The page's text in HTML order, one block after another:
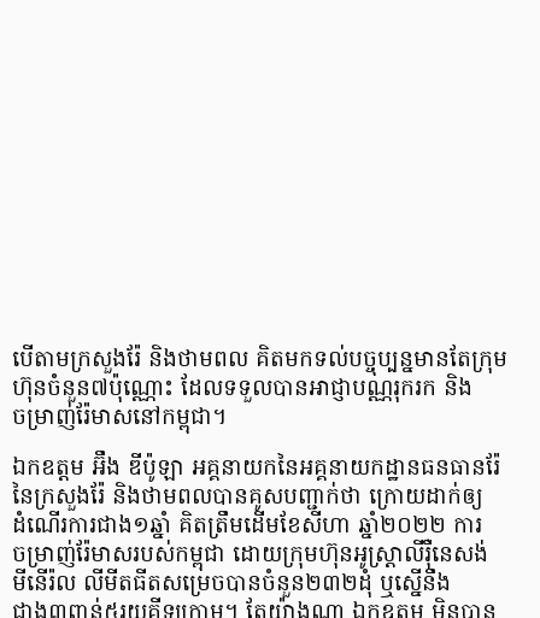
បើតាម​ក្រសួងរ៉ែ និងថាមពល គិតមកទល់បច្ចុប្បន្នមានតែក្រុម
ហ៊ុនចំនួន៧ប៉ុណ្ណោះ ដែលទទួលបានអាជ្ញាបណ្ណរុករក និង
ចម្រាញ់រ៉ែមាសនៅកម្ពុជា។
ឯកឧត្តម អ៊ឹង ឌីប៉ូឡា អគ្គនាយកនៃអគ្គនាយកដ្ឋានធនធានរ៉ែ
នៃក្រសួងរ៉ែ និងថាមពលបានគូសបញ្ជាក់ថា ក្រោយដាក់ឲ្យ
ដំណើរការជាង១ឆ្នាំ គិតត្រឹមដើមខែសីហា ឆ្នាំ២០២២ ការ
ចម្រាញ់រ៉ែមាស​របស់កម្ពុជា ដោយក្រុមហ៊ុនអូស្ត្រាលីរ៉ឺនេសង់
មីនើរ៉ល លីមីតធីតសម្រេចបានចំនួន២៣២ដុំ ឬស្នើនឹង